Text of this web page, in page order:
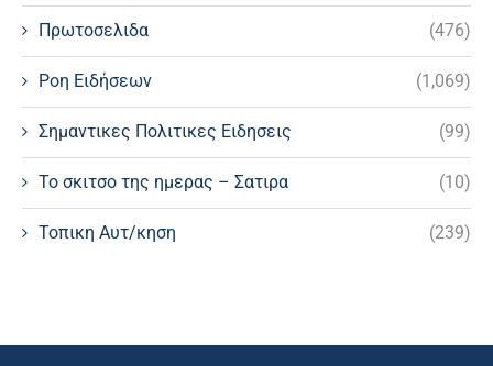
Πρωτοσελιδα (476)
Ροη Ειδήσεων (1,069)
Σημαντικες Πολιτικες Ειδησεις (99)
Το σκιτσο της ημερας – Σατιρα (10)
Τοπικη Αυτ/κηση (239)